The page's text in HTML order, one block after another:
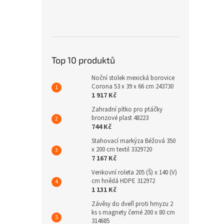
Top 10 produktů
Noční stolek mexická borovice
Corona 53 x 39 x 66 cm 243730
1 917 Kč
Zahradní pítko pro ptáčky
bronzové plast 48223
744 Kč
Stahovací markýza Béžová 350
x 200 cm textil 3329720
7 167 Kč
Venkovní roleta 205 (Š) x 140 (V)
cm hnědá HDPE 312972
1 131 Kč
Závěsy do dveří proti hmyzu 2
ks s magnety černé 200 x 80 cm
314685